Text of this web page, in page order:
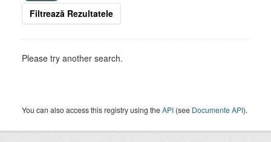
Filtrează Rezultatele
Please try another search.
You can also access this registry using theAPI (see Documente API).